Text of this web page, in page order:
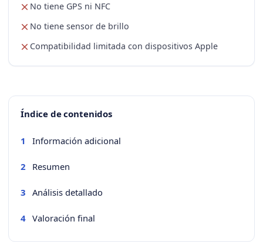
No tiene GPS ni NFC
No tiene sensor de brillo
Compatibilidad limitada con dispositivos Apple
Índice de contenidos
1 Información adicional
2 Resumen
3 Análisis detallado
4 Valoración final